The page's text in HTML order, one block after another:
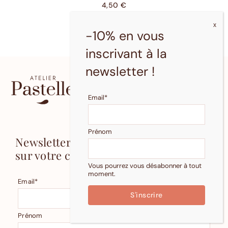
4,50 €
Illustrations douces et florales
marque-pages à offrir ou à
Newsletter : -10%
sur votre commande !
Email*
Prénom
-10% en vous
inscrivant à la
newsletter !
Email*
Prénom
Vous pourrez vous désabonner à tout
moment.